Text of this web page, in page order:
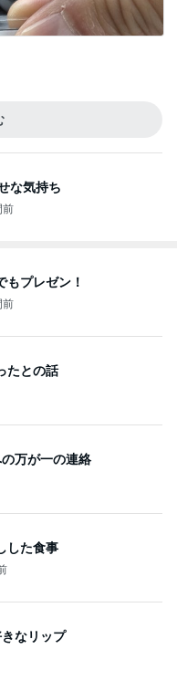
な気持ち
前
もプレゼン！
前
たとの話
万が一の連絡
した食事
なリップ